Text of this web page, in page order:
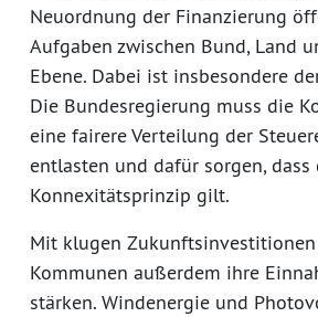
Neuordnung der Finanzierung
Aufgaben zwischen Bund, Land
Ebene. Dabei ist insbesondere
Die Bundesregierung muss die
eine fairere Verteilung der
entlasten und dafür sorgen, dass
Konnexitätsprinzip gilt.
Mit klugen
Kommunen außerdem ihre
stärken. Windenergie und